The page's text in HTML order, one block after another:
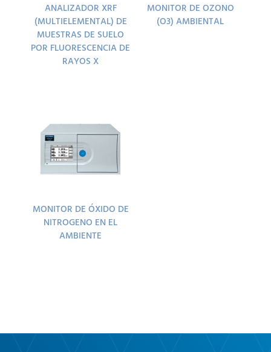
ANALIZADOR XRF
(MULTIELEMENTAL) DE
MUESTRAS DE SUELO
POR FLUORESCENCIA DE
RAYOS X
MONITOR DE OZONO
(O3) AMBIENTAL
MONITOR DE ÓXIDO DE
NITROGENO EN EL
AMBIENTE